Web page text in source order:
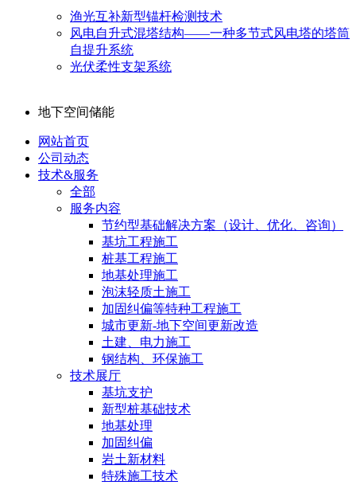
渔光互补新型锚杆检测技术
风电自升式混塔结构——一种多节式风电塔的塔筒
自提升系统
光伏柔性支架系统
地下空间储能
网站首页
公司动态
技术&服务
全部
服务内容
节约型基础解决方案（设计、优化、咨询）
基坑工程施工
桩基工程施工
地基处理施工
泡沫轻质土施工
加固纠偏等特种工程施工
城市更新-地下空间更新改造
土建、电力施工
钢结构、环保施工
技术展厅
基坑支护
新型桩基础技术
地基处理
加固纠偏
岩土新材料
特殊施工技术